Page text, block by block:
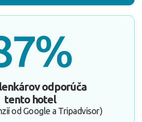
odporúča
tento hotel
od Google a Tripadvisor)